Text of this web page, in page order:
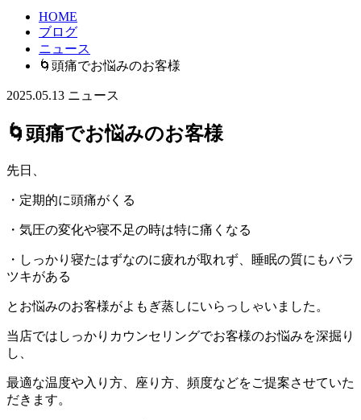
HOME
ブログ
ニュース
🌀頭痛でお悩みのお客様
2025.05.13 ニュース
🌀頭痛でお悩みのお客様
先日、
・定期的に頭痛がくる
・気圧の変化や寝不足の時は特に痛くなる
・しっかり寝たはずなのに疲れが取れず、睡眠の質にもバラ
ツキがある
とお悩みのお客様がよもぎ蒸しにいらっしゃいました。
当店ではしっかりカウンセリングでお客様のお悩みを深掘り
し、
最適な温度や入り方、座り方、頻度などをご提案させていた
だきます。